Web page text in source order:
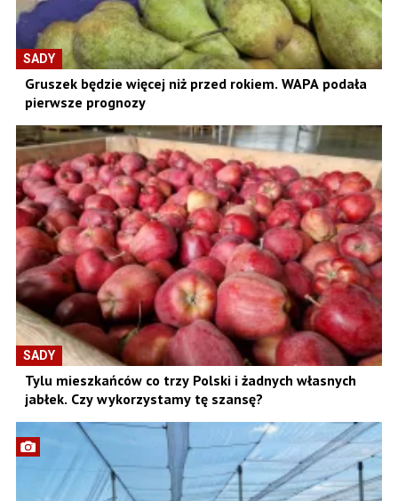
SADY
Gruszek będzie więcej niż przed rokiem. WAPA podała
pierwsze prognozy
SADY
Tylu mieszkańców co trzy Polski i żadnych własnych
jabłek. Czy wykorzystamy tę szansę?